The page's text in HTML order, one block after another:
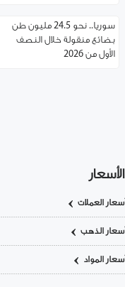
سوريا.. نحو 24.5 مليون طن
بضائع منقولة خلال النصف
الأول من 2026
العراقي عبر حمص
اتفاقية توءمة بين غرفتي تجارة
ريف دمشق وإربد لتعزيز
التعاون الاقتصادي
الأسعار
أسعار العملات
أسعار الذهب
أسعار المواد